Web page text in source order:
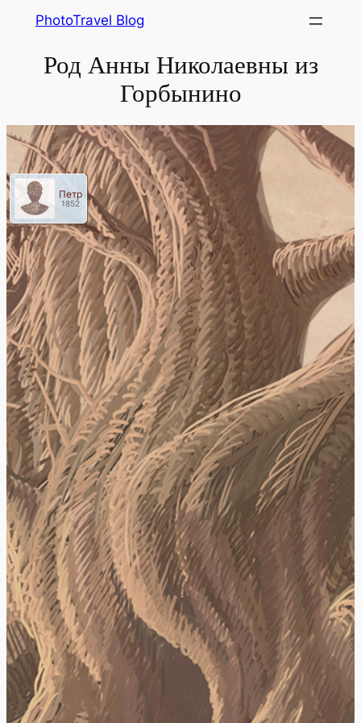
content
PhotoTravel Blog
Род Анны Николаевны из
Горбынино
Петр
1852